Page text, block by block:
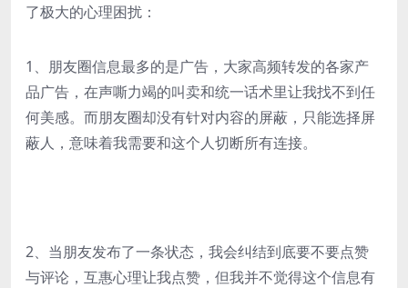
了极大的心理困扰：
1、朋友圈信息最多的是广告，大家高频转发的各家产
品广告，在声嘶力竭的叫卖和统一话术里让我找不到任
何美感。而朋友圈却没有针对内容的屏蔽，只能选择屏
蔽人，意味着我需要和这个人切断所有连接。
2、当朋友发布了一条状态，我会纠结到底要不要点赞
与评论，互惠心理让我点赞，但我并不觉得这个信息有